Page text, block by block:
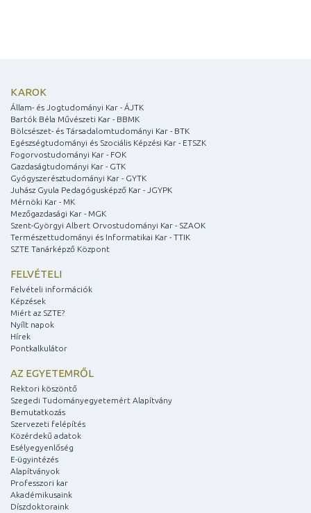
KAROK
Állam- és Jogtudományi Kar - ÁJTK
Bartók Béla Művészeti Kar - BBMK
Bölcsészet- és Társadalomtudományi Kar - BTK
Egészségtudományi és Szociális Képzési Kar - ETSZK
Fogorvostudományi Kar - FOK
Gazdaságtudományi Kar - GTK
Gyógyszerésztudományi Kar - GYTK
Juhász Gyula Pedagógusképző Kar - JGYPK
Mérnöki Kar - MK
Mezőgazdasági Kar - MGK
Szent-Györgyi Albert Orvostudományi Kar - SZAOK
Természettudományi és Informatikai Kar - TTIK
SZTE Tanárképző Központ
FELVÉTELI
Felvételi információk
Képzések
Miért az SZTE?
Nyílt napok
Hírek
Pontkalkulátor
AZ EGYETEMRŐL
Rektori köszöntő
Szegedi Tudományegyetemért Alapítvány
Bemutatkozás
Szervezeti felépítés
Közérdekű adatok
Esélyegyenlőség
E-ügyintézés
Alapítványok
Professzori kar
Akadémikusaink
Díszdoktoraink